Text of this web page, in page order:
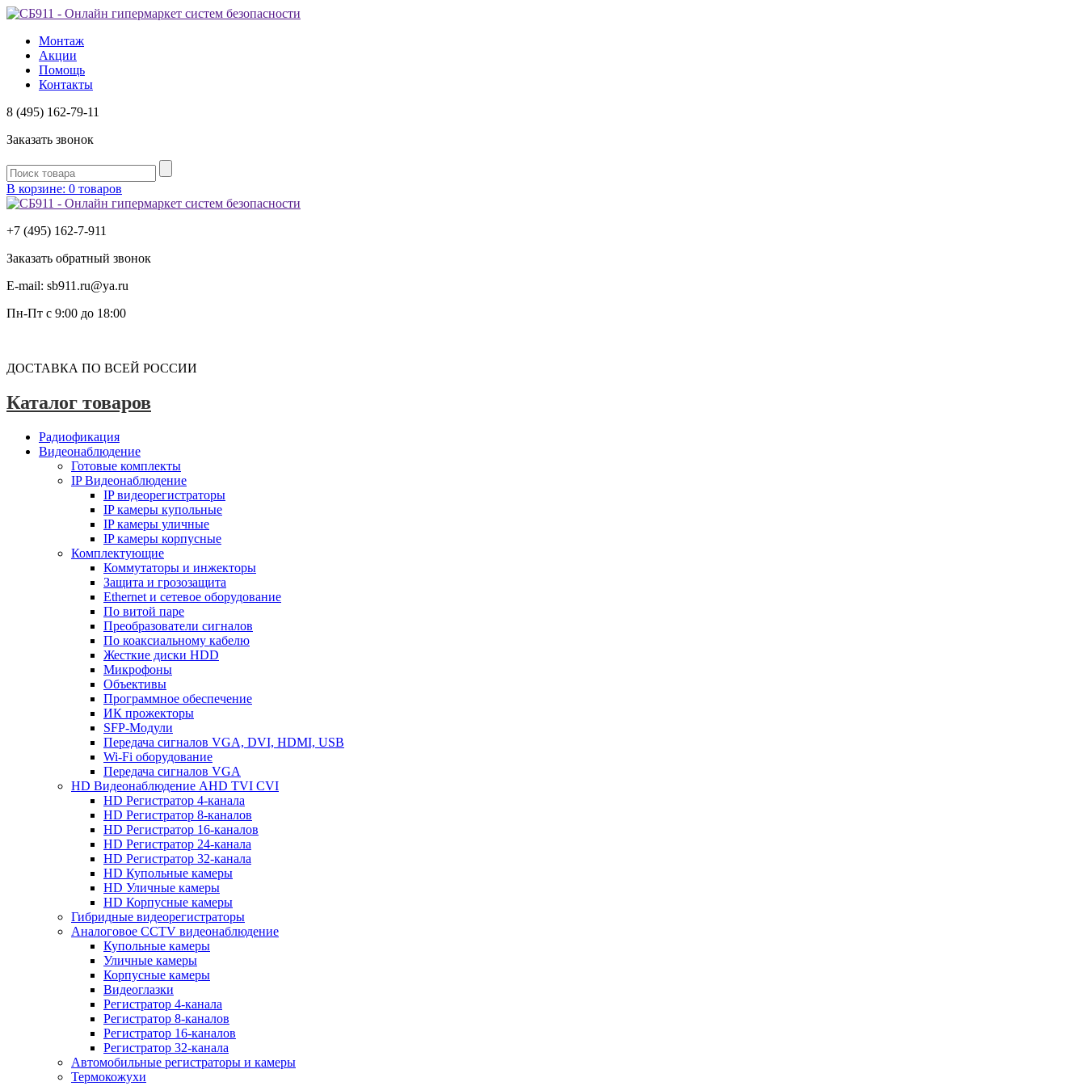
Монтаж
Акции
Помощь
Контакты
8 (495) 162-79-11
Заказать звонок
В корзине: 0 товаров
+7 (495) 162-7-911
Заказать обратный звонок
E-mail: sb911.ru@ya.ru
Пн-Пт с 9:00 до 18:00
ДОСТАВКА ПО ВСЕЙ РОССИИ
Каталог товаров
Радиофикация
Видеонаблюдение
Готовые комплекты
IP Видеонаблюдение
IP видеорегистраторы
IP камеры купольные
IP камеры уличные
IP камеры корпусные
Комплектующие
Коммутаторы и инжекторы
Защита и грозозащита
Ethernet и сетевое оборудование
По витой паре
Преобразователи сигналов
По коаксиальному кабелю
Жесткие диски HDD
Микрофоны
Объективы
Программное обеспечение
ИК прожекторы
SFP-Модули
Передача сигналов VGA, DVI, HDMI, USB
Wi-Fi оборудование
Передача сигналов VGA
HD Видеонаблюдение AHD TVI CVI
HD Регистратор 4-канала
HD Регистратор 8-каналов
HD Регистратор 16-каналов
HD Регистратор 24-канала
HD Регистратор 32-канала
HD Купольные камеры
HD Уличные камеры
HD Корпусные камеры
Гибридные видеорегистраторы
Аналоговое CCTV видеонаблюдение
Купольные камеры
Уличные камеры
Корпусные камеры
Видеоглазки
Регистратор 4-канала
Регистратор 8-каналов
Регистратор 16-каналов
Регистратор 32-канала
Автомобильные регистраторы и камеры
Термокожухи